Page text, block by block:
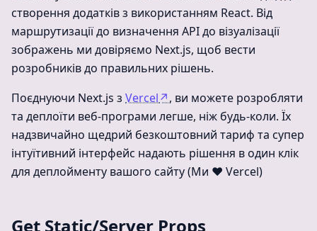
створення додатків з використанням React. Від
маршрутизації до визначення API до візуалізації
зображень ми довіряємо Next.js, щоб вести
розробників до правильних рішень.
Поєднуючи Next.js з Vercel↗, ви можете розробляти
та деплоїти веб-програми легше, ніж будь-коли. Їх
надзвичайно щедрий безкоштовний тариф та супер
інтуїтивний інтерфейс надають рішення в один клік
для деплойменту вашого сайту (Ми ❤️ Vercel)
Get Static/Server Props